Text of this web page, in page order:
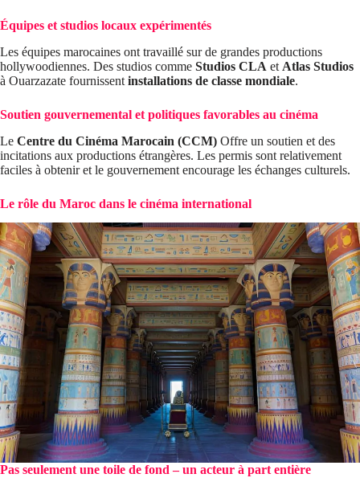
Équipes et studios locaux expérimentés
Les équipes marocaines ont travaillé sur de grandes productions
hollywoodiennes. Des studios comme Studios CLA et Atlas Studios
à Ouarzazate fournissent installations de classe mondiale.
Soutien gouvernemental et politiques favorables au cinéma
Le Centre du Cinéma Marocain (CCM) Offre un soutien et des
incitations aux productions étrangères. Les permis sont relativement
faciles à obtenir et le gouvernement encourage les échanges culturels.
Le rôle du Maroc dans le cinéma international
Pas seulement une toile de fond – un acteur à part entière